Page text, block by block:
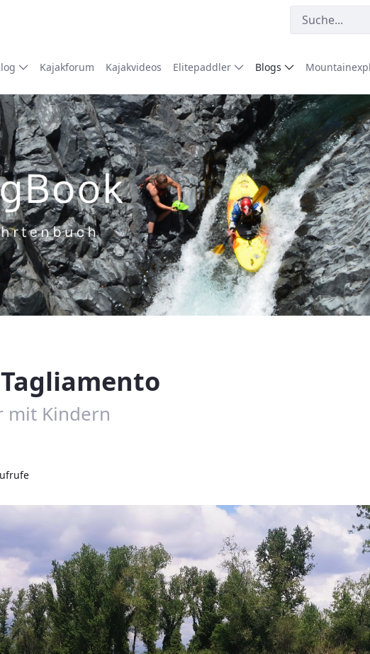
Kajakforum Kajakvideos Elitepaddler Blogs
mit Kindern